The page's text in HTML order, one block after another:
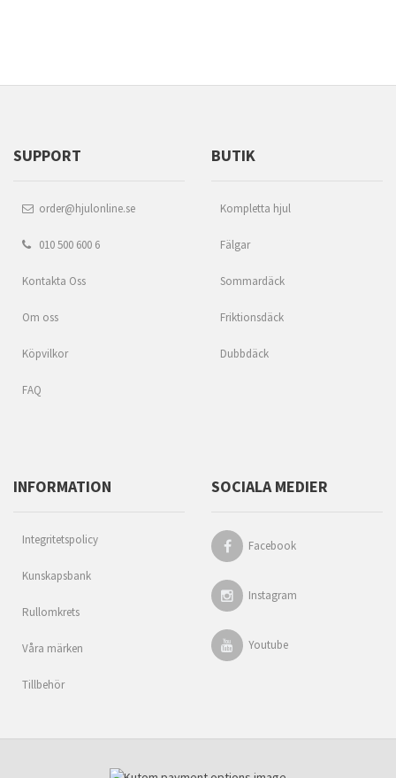
SUPPORT
order@hjulonline.se
010 500 600 6
Kontakta Oss
Om oss
Köpvilkor
FAQ
BUTIK
Kompletta hjul
Fälgar
Sommardäck
Friktionsdäck
Dubbdäck
INFORMATION
Integritetspolicy
Kunskapsbank
Rullomkrets
Våra märken
Tillbehör
SOCIALA MEDIER
Facebook
Instagram
Youtube